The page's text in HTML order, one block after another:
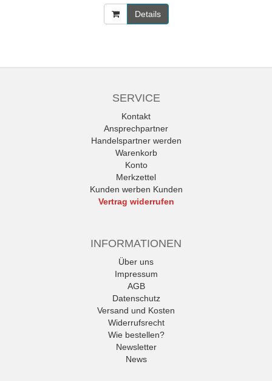
Details
SERVICE
Kontakt
Ansprechpartner
Handelspartner werden
Warenkorb
Konto
Merkzettel
Kunden werben Kunden
Vertrag widerrufen
INFORMATIONEN
Über uns
Impressum
AGB
Datenschutz
Versand und Kosten
Widerrufsrecht
Wie bestellen?
Newsletter
News